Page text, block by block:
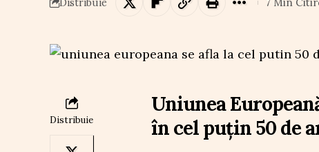
Distribuie
Uniunea
în cel puțin 50 de